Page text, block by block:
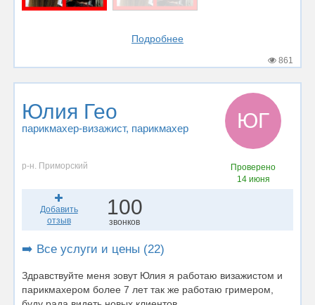
Подробнее
861
Юлия Гео
парикмахер-визажист, парикмахер ЮГ
р-н. Приморский
Проверено
14 июня
Добавить
отзыв
100
звонков
➡️ Все услуги и цены (22)
Здравствуйте меня зовут Юлия я работаю визажистом и
парикмахером более 7 лет так же работаю гримером,